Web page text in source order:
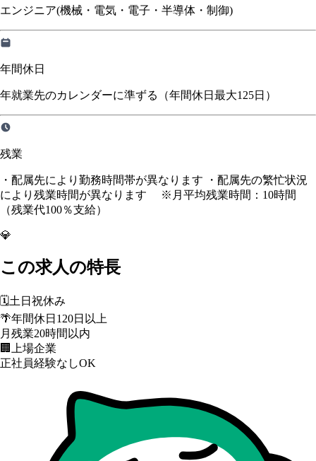
エンジニア(機械・電気・電子・半導体・制御)
年間休日
年就業先のカレンダーに準ずる（年間休日最大125日）
残業
・配属先により勤務時間帯が異なります ・配属先の繁忙状況
により残業時間が異なります ※月平均残業時間：10時間
（残業代100％支給）
💎
この求人の特長
🗓️土日祝休み
🌴年間休日120日以上
月残業20時間以内
🏢
上場企業
正社員経験なしOK